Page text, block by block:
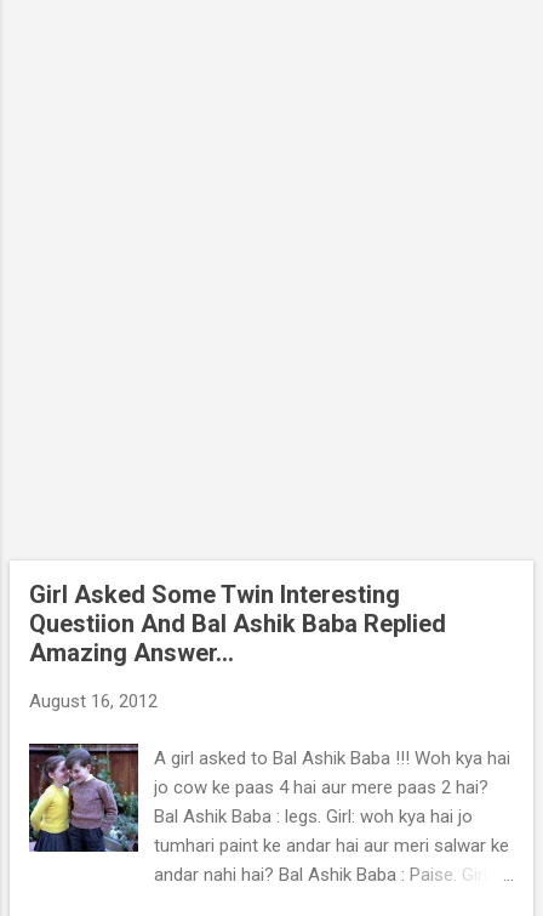
Girl Asked Some Twin Interesting
Questiion And Bal Ashik Baba Replied
Amazing Answer...
August 16, 2012
A girl asked to Bal Ashik Baba !!! Woh kya hai
jo cow ke paas 4 hai aur mere paas 2 hai?
Bal Ashik Baba : legs. Girl: woh kya hai jo
tumhari paint ke andar hai aur meri salwar ke
andar nahi hai? Bal Ashik Baba : Paise. Girl: